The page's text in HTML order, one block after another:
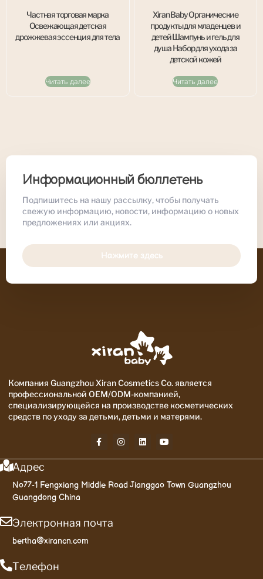
Частная торговая марка
Освежающая детская
дрожжевая эссенция для тела
Читать далее
Xiran Baby Органические
продукты для младенцев и
детей Шампунь и гель для
душа Набор для ухода за
детской кожей
Читать далее
Информационный бюллетень
Подпишитесь на нашу рассылку, чтобы получать
свежую информацию, новости, информацию о новых
предложениях или акциях.
Нажмите здесь
Компания Guangzhou Xiran Cosmetics Co. является
профессиональной OEM/ODM-компанией,
специализирующейся на производстве косметических
средств по уходу за детьми, детьми и матерями.
Адрес
No77-1 Fengxiang Middle Road Jianggao Town Guangzhou
Guangdong China
Электронная почта
bertha@xirancn.com
Телефон